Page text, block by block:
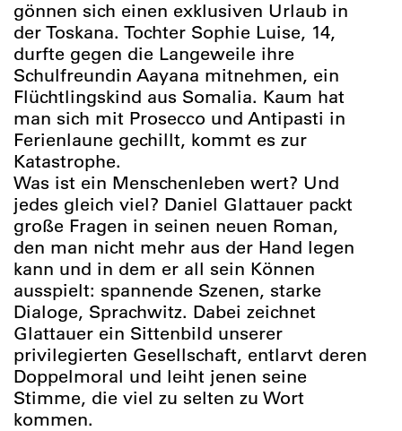
gönnen sich einen exklusiven Urlaub in
der Toskana. Tochter Sophie Luise, 14,
durfte gegen die Langeweile ihre
Schulfreundin Aayana mitnehmen, ein
Flüchtlingskind aus Somalia. Kaum hat
man sich mit Prosecco und Antipasti in
Ferienlaune gechillt, kommt es zur
Katastrophe.
Was ist ein Menschenleben wert? Und
jedes gleich viel? Daniel Glattauer packt
große Fragen in seinen neuen Roman,
den man nicht mehr aus der Hand legen
kann und in dem er all sein Können
ausspielt: spannende Szenen, starke
Dialoge, Sprachwitz. Dabei zeichnet
Glattauer ein Sittenbild unserer
privilegierten Gesellschaft, entlarvt deren
Doppelmoral und leiht jenen seine
Stimme, die viel zu selten zu Wort
kommen.